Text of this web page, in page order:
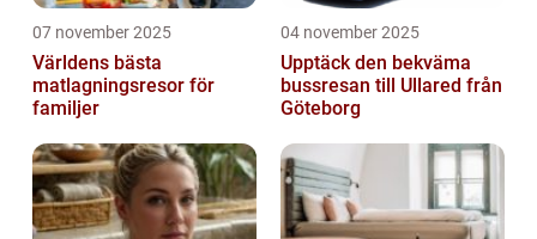
07 november 2025
Världens bästa
matlagningsresor för
familjer
04 november 2025
Upptäck den bekväma
bussresan till Ullared från
Göteborg